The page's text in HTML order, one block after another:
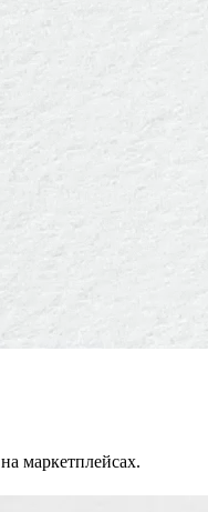
маркетплейсах.